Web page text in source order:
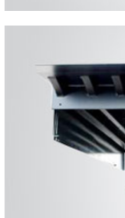
facile à utiliser et